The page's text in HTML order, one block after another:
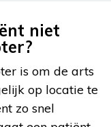
niet
is om de arts
op locatie te
zo snel